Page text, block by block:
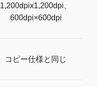
1,200dpix1,200dpi、
600dpi×600dpi
コピー仕様と同じ